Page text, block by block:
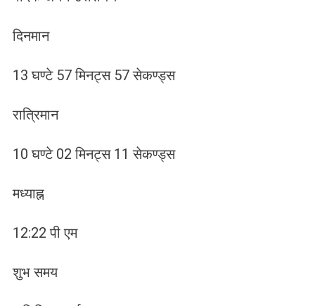
दिनमान
13 घण्टे 57 मिनट्स 57 सेकण्ड्स
रात्रिमान
10 घण्टे 02 मिनट्स 11 सेकण्ड्स
मध्याह्न
12:22 पी एम
शुभ समय